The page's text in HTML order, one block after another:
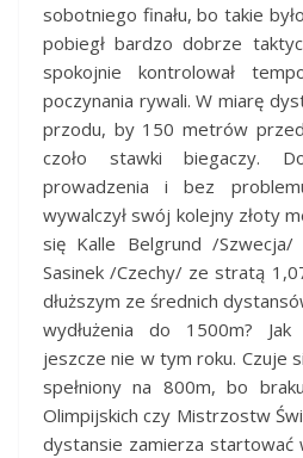
sobotniego finału, bo takie
pobiegł bardzo dobrze
spokojnie kontrolował
poczynania rywali. W miarę
przodu, by 150 metrów
czoło stawki biegaczy.
prowadzenia i bez
wywalczył swój kolejny złoty
się Kalle Belgrund /
Sasinek /Czechy/ ze stratą
dłuższym ze średnich
wydłużenia do 1500m?
jeszcze nie w tym roku. Czuje
spełniony na 800m, bo
Olimpijskich czy Mistrzostw
dystansie zamierza